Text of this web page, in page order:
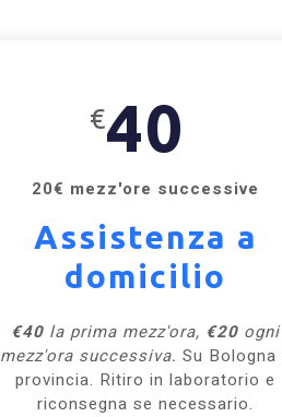
€40
20€ mezz'ore successive
Assistenza a
domicilio
€40 la prima mezz'ora, €20 ogni
mezz'ora successiva. Su Bologna
provincia. Ritiro in laboratorio e
riconsegna se necessario.